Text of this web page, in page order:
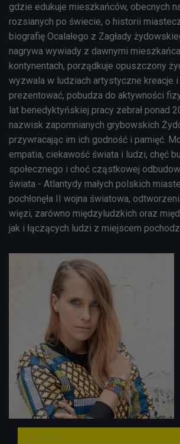
gdzie edukuje mieszkańców, obecnych
rozsianych po świecie, o historii
biografię Ocalałego z Zagłady
nagrywa wywiady z dawnymi
kontynentach, porządkuje opuszczony
wyzwala w ludziach artystyczne kreacje
prezentować, pobudza do aktywności
lat benedyktyńskiej pracy zebrał ponad
nazwisk zapomnianych grybowskich
przywracając im ich godność i pamięć.
empatia, ciekawość świata i ludzi, chęć
społecznego i choć cząstkowej
świata - Atlantydy małych polskich
pochłonęła II wojna światowa,
więzi, zarówno międzyludzkich oraz
jak i łączących ludzi z miejscem
Maja Kotala